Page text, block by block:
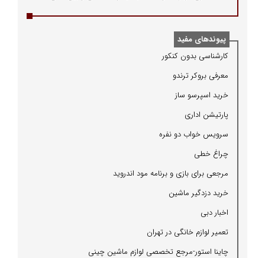
پیوندهای مفید
كارشناسی بدون كنكور
معرفی بروكر ترندو
خرید اسپرسو ساز
پارتیشن اداری
سرویس خواب دو نفره
چراغ خطی
مرجعی برای بازی و برنامه مود اندروید
خرید دزدگیر ماشین
اخبار دبی
تعمیر لوازم خانگی در تهران
چاینا استور-مرجع تخصصی لوازم ماشین چینی